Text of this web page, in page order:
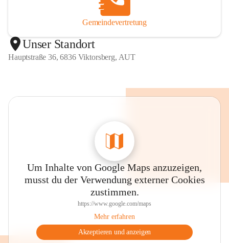
Gemeindevertretung
Unser Standort
Hauptstraße 36, 6836 Viktorsberg, AUT
Um Inhalte von Google Maps anzuzeigen,
musst du der Verwendung externer Cookies
zustimmen.
https://www.google.com/maps
Mehr erfahren
Akzeptieren und anzeigen